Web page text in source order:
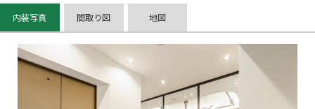
内装写真 間取り図 地図